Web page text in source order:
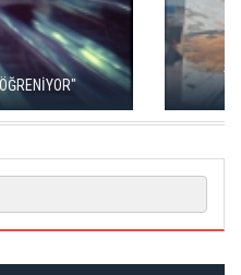
ARASINDA EDİRNE